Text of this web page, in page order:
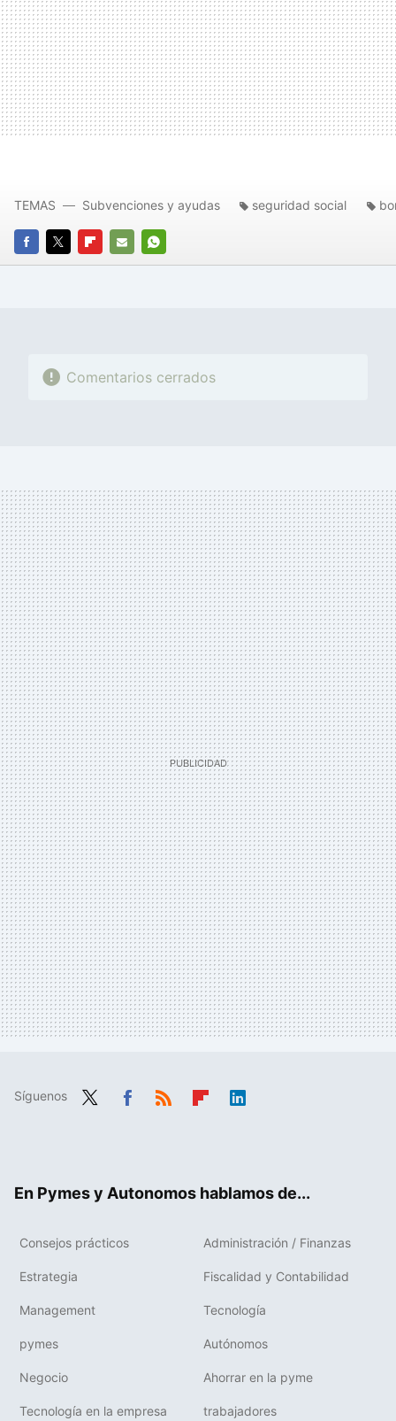
FACEBOOK
TWITTERFLIPBOARD
E-
WHATSAPP
TEMAS Subvenciones y ayudas seguridad social
Comentarios cerrados
Síguenos
En Pymes y Autonomos hablamos de...
Consejos prácticos Administración / Finanzas
Estrategia Fiscalidad y Contabilidad
Management Tecnología
pymes Autónomos
Negocio Ahorrar en la pyme
Tecnología en la empresa trabajadores